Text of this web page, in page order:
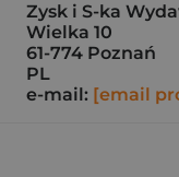
Zysk i S-ka
Wielka 10
61-774 Poznań
PL
e-mail: [email